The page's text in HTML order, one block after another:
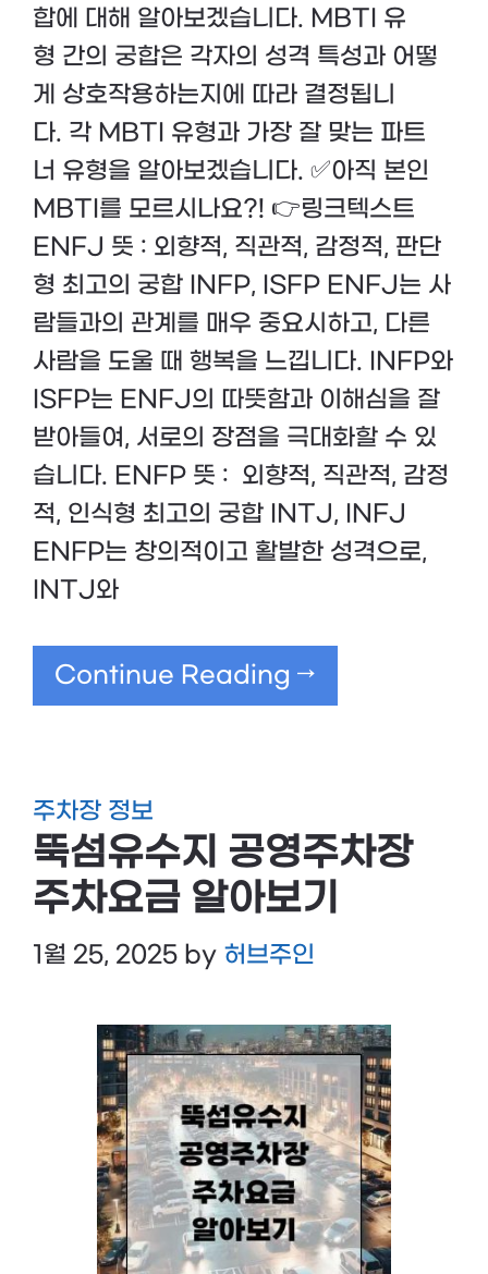
합에 대해 알아보겠습니다. MBTI 유
형 간의 궁합은 각자의 성격 특성과 어떻
게 상호작용하는지에 따라 결정됩니
다. 각 MBTI 유형과 가장 잘 맞는 파트
너 유형을 알아보겠습니다. ✅아직 본인
MBTI를 모르시나요?! 👉링크텍스트
ENFJ 뜻 : 외향적, 직관적, 감정적, 판단
형 최고의 궁합 INFP, ISFP ENFJ는 사
람들과의 관계를 매우 중요시하고, 다른
사람을 도울 때 행복을 느낍니다. INFP와
ISFP는 ENFJ의 따뜻함과 이해심을 잘
받아들여, 서로의 장점을 극대화할 수 있
습니다. ENFP 뜻 : 외향적, 직관적, 감정
적, 인식형 최고의 궁합 INTJ, INFJ
ENFP는 창의적이고 활발한 성격으로,
INTJ와
Continue Reading →
주차장 정보
뚝섬유수지 공영주차장
주차요금 알아보기
1월 25, 2025 by 허브주인